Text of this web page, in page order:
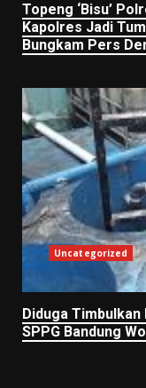
Topeng ‘Bisu’
Kapolres Jadi
Bungkam Pers
Uncategorized
Diduga
SPPG Bandung